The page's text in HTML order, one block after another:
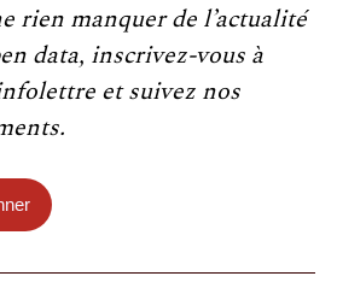
rien manquer de l’actualité
data, inscrivez-vous à
et suivez nos